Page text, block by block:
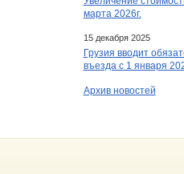
марта 2026г.
15 декабря 2025
Грузия вводит
въезда с 1 января
Архив новостей